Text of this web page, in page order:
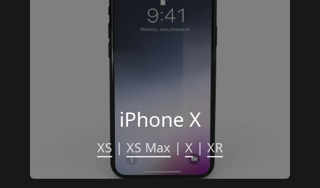
iPhone X
XS | XS Max | X | XR